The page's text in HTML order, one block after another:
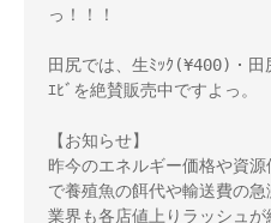
っ！！！
田尻では、生ﾐｯｸ(¥400)・田
ｴﾋﾞを絶賛販売中ですよっ。
【お知らせ】
昨今のエネルギー価格や資
で養殖魚の餌代や輸送費の
業界も各店値上りラッシュ